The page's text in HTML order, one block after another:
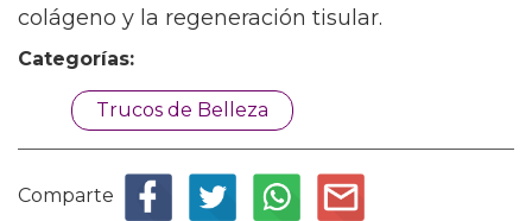
colágeno y la regeneración tisular.
Categorías:
Trucos de Belleza
Comparte